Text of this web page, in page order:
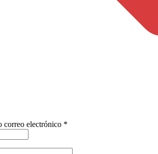
correo electrónico *